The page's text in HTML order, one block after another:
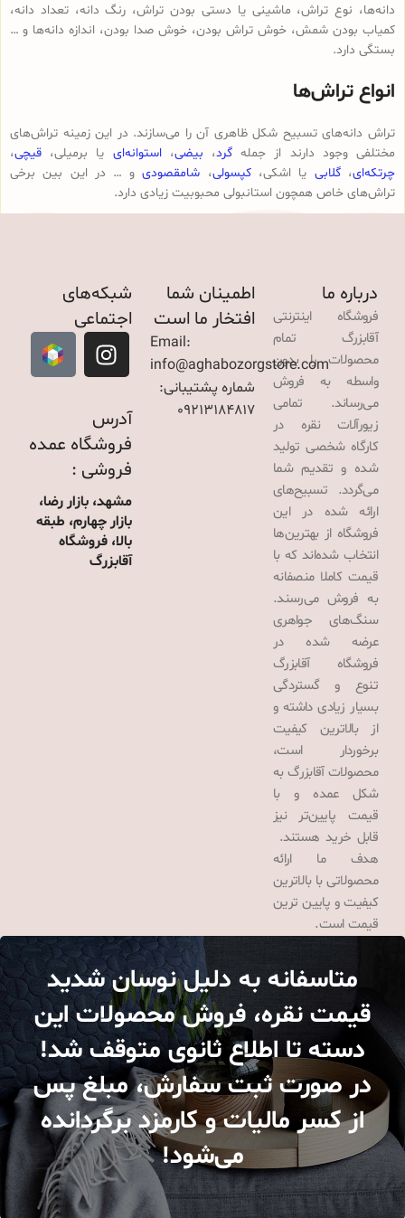
دانه‌ها، نوع تراش، ماشینی یا دستی بودن تراش، رنگ دانه، تعداد دانه،
کمیاب بودن شمش، خوش تراش بودن، خوش صدا بودن، اندازه دانه‌ها و …
بستگی دارد.
انواع تراش‌ها
تراش دانه‌های تسبیح شکل ظاهری آن را می‌سازند. در این زمینه تراش‌های
مختلفی وجود دارند از جمله گرد، بیضی،استوانه‌ای یا برمیلی، قیچی،
چرتکه‌ای،گلابی یا اشکی،کپسولی، شامقصودیو … در این بین برخی
تراش‌های خاص همچون استانبولی محبوبیت زیادی دارد.
درباره ما
فروشگاه اینترنتی
آقابزرگ تمام
محصولات را بدون
واسطه به فروش
می‌رساند. تمامی
زیورآلات نقره در
کارگاه شخصی تولید
شده و تقدیم شما
می‌گردد. تسبیح‌های
ارائه شده در این
فروشگاه از بهترین‌ها
انتخاب شده‌اند که با
قیمت کاملا منصفانه
به فروش می‌رسند.
سنگ‌های جواهری
عرضه شده در
فروشگاه آقابزرگ
تنوع و گستردگی
بسیار زیادی داشته و
از بالاترین کیفیت
برخوردار است،
محصولات آقابزرگ به
شکل عمده و با
قیمت پایین‌تر نیز
قابل خرید هستند.
هدف ما ارائه
محصولاتی با بالاترین
کیفیت و پایین ترین
قیمت است.
اطمینان شما
افتخار ما است
Email:
info@aghabozorgstore.com
شماره پشتیبانی:
09213184817
شبکه‌های
اجتماعی
آدرس
فروشگاه عمده
فروشی :
مشهد، بازار رضا،
بازار چهارم، طبقه
بالا، فروشگاه
آقابزرگ
متاسفانه به دلیل نوسان شدید
قیمت نقره، فروش محصولات این
دسته تا اطلاع ثانوی متوقف شد!
در صورت ثبت سفارش، مبلغ پس
از کسر مالیات و کارمزد برگردانده
می‌شود!